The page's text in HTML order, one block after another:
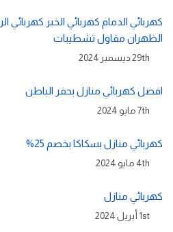
كهربائي الدمام كهربائي الخبر كهربائي
الظهران مقاول تشطيبات
29th ديسمبر 2024
افضل كهربائي منازل بحفر الباطن
7th مايو 2024
كهربائي منازل بسكاكا بخصم 25%
4th مايو 2024
كهربائي منازل
1st أبريل 2024